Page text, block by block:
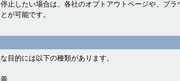
止したい場合は、各社のオプトアウトページや、ブ
が可能です。
目的には以下の種類があります。